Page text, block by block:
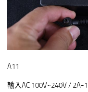
A11
輸入AC 100V~240V / 2A-